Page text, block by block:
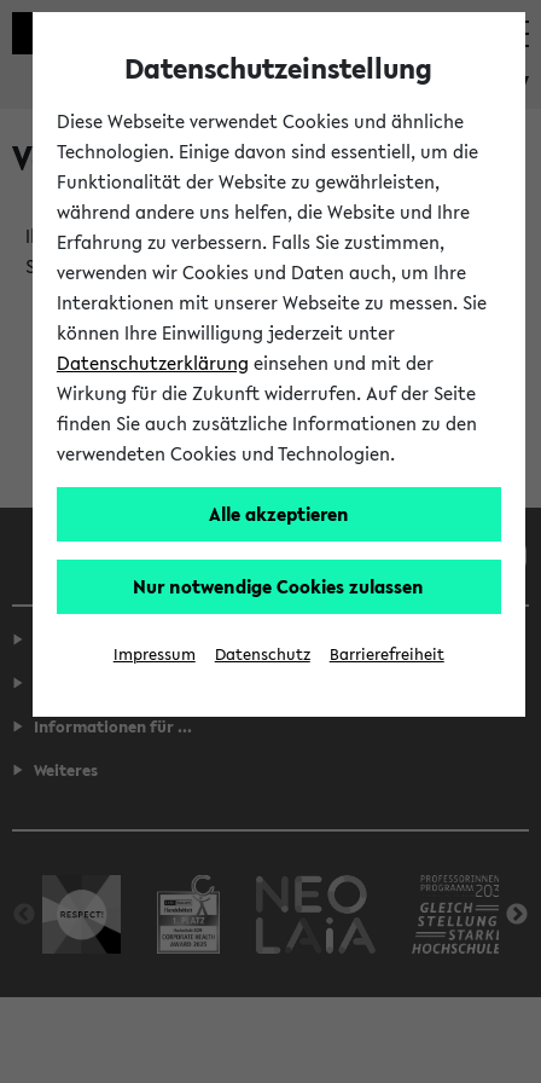
eKVV
Verlauf
Ihr Verlauf ist leer. Er wird sich im Verlauf Ihrer eKVV
Sitzung füllen.
Informationen für ...
Weiteres
Datenschutzeinstellung
Diese Webseite verwendet Cookies und ähnliche
Technologien. Einige davon sind essentiell, um die
Funktionalität der Website zu gewährleisten,
während andere uns helfen, die Website und Ihre
Erfahrung zu verbessern. Falls Sie zustimmen,
verwenden wir Cookies und Daten auch, um Ihre
Interaktionen mit unserer Webseite zu messen. Sie
können Ihre Einwilligung jederzeit unter
Datenschutzerklärung einsehen und mit der
Wirkung für die Zukunft widerrufen. Auf der Seite
finden Sie auch zusätzliche Informationen zu den
verwendeten Cookies und Technologien.
Alle akzeptieren
Nur notwendige Cookies zulassen
Impressum Datenschutz Barrierefreiheit